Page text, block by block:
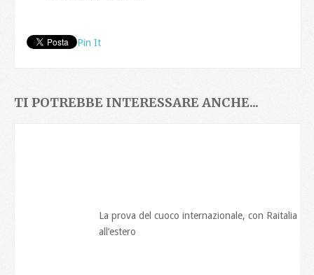
Pin It
TI POTREBBE INTERESSARE ANCHE...
La prova del cuoco internazionale, con Raitalia va
all’estero